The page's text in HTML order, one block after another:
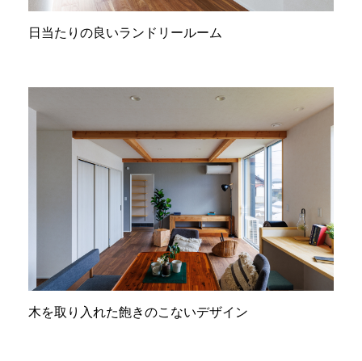
日当たりの良いランドリールーム
木を取り入れた飽きのこないデザイン